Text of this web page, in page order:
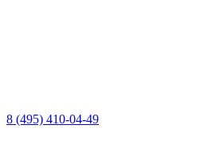
8 (495) 410-04-49